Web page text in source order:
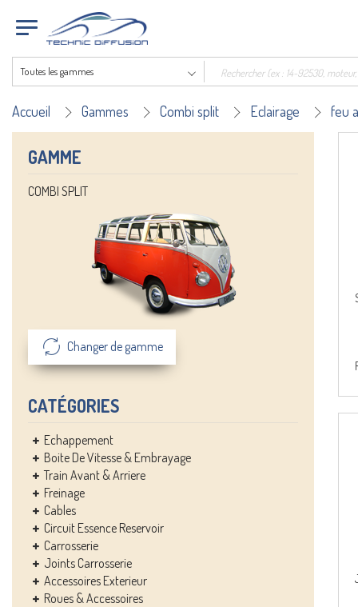
Toutes les gammes
Accueil Gammes Combi split Eclairage feu
GAMME
COMBI SPLIT
Changer de gamme
CATÉGORIES
Echappement
Boite De Vitesse & Embrayage
Train Avant & Arriere
Freinage
Cables
Circuit Essence Reservoir
Carrosserie
Joints Carrosserie
Accessoires Exterieur
Roues & Accessoires